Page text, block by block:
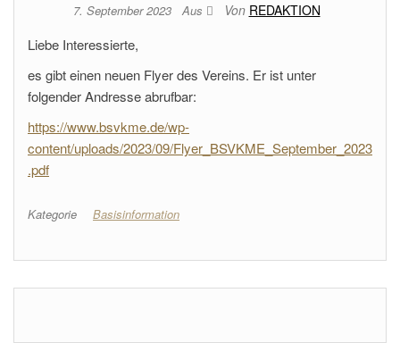
7. September 2023 Aus Von REDAKTION
Liebe Interessierte,
es gibt einen neuen Flyer des Vereins. Er ist unter
folgender Andresse abrufbar:
https://www.bsvkme.de/wp-
content/uploads/2023/09/Flyer_BSVKME_September_2023
.pdf
Kategorie Basisinformation